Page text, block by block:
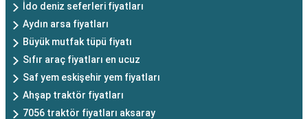
İdo deniz seferleri fiyatları
Aydın arsa fiyatları
Büyük mutfak tüpü fiyatı
Sıfır araç fiyatları en ucuz
Saf yem eskişehir yem fiyatları
Ahşap traktör fiyatları
7056 traktör fiyatları aksaray